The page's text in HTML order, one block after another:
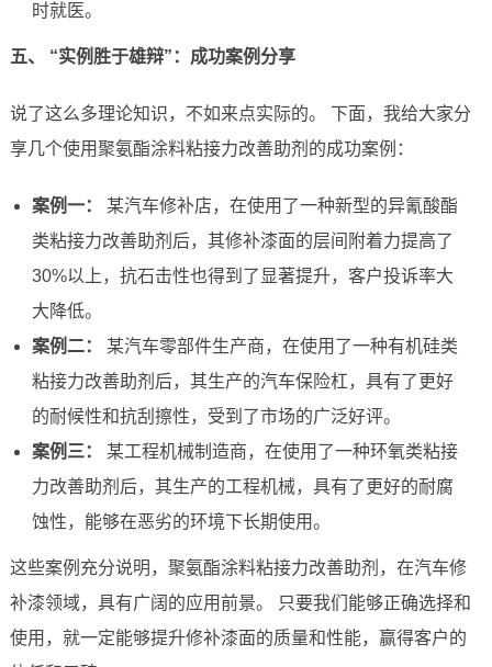
时就医。
五、 “实例胜于雄辩”：成功案例分享
说了这么多理论知识，不如来点实际的。 下面，我给大家分
享几个使用聚氨酯涂料粘接力改善助剂的成功案例：
案例一：
某汽车修补店，在使用了一种新型的异氰酸酯
类粘接力改善助剂后，其修补漆面的层间附着力提高了
30%以上，抗石击性也得到了显著提升，客户投诉率大
大降低。
案例二：
某汽车零部件生产商，在使用了一种有机硅类
粘接力改善助剂后，其生产的汽车保险杠，具有了更好
的耐候性和抗刮擦性，受到了市场的广泛好评。
案例三：
某工程机械制造商，在使用了一种环氧类粘接
力改善助剂后，其生产的工程机械，具有了更好的耐腐
蚀性，能够在恶劣的环境下长期使用。
这些案例充分说明，聚氨酯涂料粘接力改善助剂，在汽车修
补漆领域，具有广阔的应用前景。 只要我们能够正确选择和
使用，就一定能够提升修补漆面的质量和性能，赢得客户的